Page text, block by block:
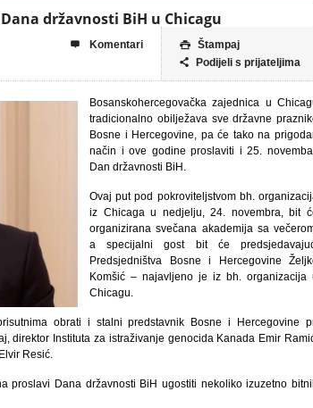
državnosti BiH u Chicagu
 Štampaj
 Podijeli s prijateljima
 Komentari
Bosanskohercegovačka zajednica u
tradicionalno obilježava sve državne
Bosne i Hercegovine, pa će tako na
način i ove godine proslaviti i 25.
Dan državnosti BiH.
Ovaj put pod pokroviteljstvom bh.
iz Chicaga u nedjelju, 24. novembra, bit
organizirana svečana akademija sa
a specijalni gost bit će
Predsjedništva Bosne i Hercegovine
Komšić – najavljeno je iz bh. organizacija
Chicagu.
obrati i stalni predstavnik Bosne i Hercegovine
direktor Instituta za istraživanje genocida Kanada Emir
Resić.
proslavi Dana državnosti BiH ugostiti nekoliko izuzetno